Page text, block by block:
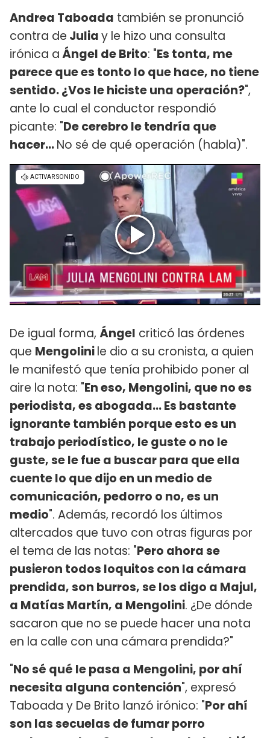
Andrea Taboada también se pronunció
contra de Juliay le hizo una consulta
irónica aÁngel de Brito: "Es tonta, me
parece que es tonto lo que hace, no tiene
sentido. ¿Vos le hiciste una operación?",
ante lo cual el conductor respondió
picante: "De cerebro le tendría que
hacer...No sé de qué operación (habla)".
De igual forma, Ángel criticó las órdenes
que Mengolinile dio a su cronista, a quien
le manifestó que tenía prohibido poner al
aire la nota: "En eso, Mengolini, que no es
periodista, es abogada... Es bastante
ignorante también porque esto es un
trabajo periodístico, le guste o no le
guste, se le fue a buscar para que ella
cuente lo que dijo en un medio de
comunicación, pedorro o no, es un
medio". Además, recordó los últimos
altercados que tuvo con otras figuras por
el tema de las notas: "Pero ahora se
pusieron todos loquitos con la cámara
prendida, son burros, se los digo a Majul,
a Matías Martín, a Mengolini. ¿De dónde
sacaron que no se puede hacer una nota
en la calle con una cámara prendida?"
"No sé qué le pasa a Mengolini, por ahí
necesita alguna contención", expresó
Taboada y De Brito lanzó irónico: "Por ahí
son las secuelas de fumar porro